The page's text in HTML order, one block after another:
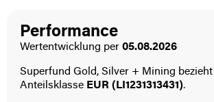
Performance
Wertentwicklung per05.08.2026
Superfund Gold, Silver + Mining
Anteils­klasse EUR (LI1231313431).